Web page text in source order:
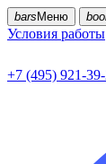
bars Меню
Условия работы
+7 (495) 921-